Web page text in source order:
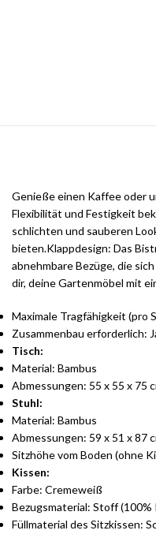
Genieße einen Kaffee oder
Flexibilität und Festigkeit
schlichten und sauberen
bieten.Klappdesign: Das
abnehmbare Bezüge, die
dir, deine Gartenmöbel mit
Maximale Tragfähigkeit (pro
Zusammenbau erforderlich:
Tisch:
Material: Bambus
Abmessungen: 55 x 55 x 75
Stuhl:
Material: Bambus
Abmessungen: 59 x 51 x 87
Sitzhöhe vom Boden (ohne
Kissen:
Farbe: Cremeweiß
Bezugsmaterial: Stoff (100%
Füllmaterial des Sitzkissen: